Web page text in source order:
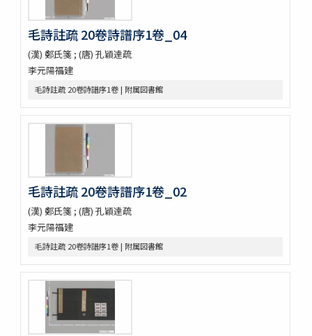
争坐位稿
古今歴代法帖
朴彭年草書千字文
金麟厚草書千字文
水滸伝コレクション
新刻全像忠義水滸誌伝二十五巻一百十五回
水滸伝全本三十巻
水滸傳全本 三十巻 [漢籍：D（貴重書）]
新刻全像水滸傳 二十五巻一百十五回
忠義水滸全書 一百二十回首一巻図一巻坿宣和遺事一巻
忠義水滸全書 一百二十回存四回
忠義水滸全伝 百二十回
忠義水滸全伝 120回図1卷,宣和遺事 1卷
李卓吾先生批点忠義水滸伝
評論出像水滸伝 [E4651]
評論出像水滸伝 [E46_63]
水滸傳語譯 [E4692]
U-PARLセレクション
古今歴代十八史略二巻首一巻
毛詩註疏 20卷詩譜序1卷_04
(漢) 鄭氏箋 ; (唐) 孔穎達疏
李元陽福建
毛詩註疏 20卷詩譜序1卷 | 附属図書館
毛詩註疏 20卷詩譜序1卷_02
(漢) 鄭氏箋 ; (唐) 孔穎達疏
李元陽福建
毛詩註疏 20卷詩譜序1卷 | 附属図書館